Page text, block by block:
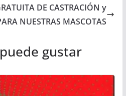
DE CASTRACIÓN y
NUESTRAS MASCOTAS
gustar